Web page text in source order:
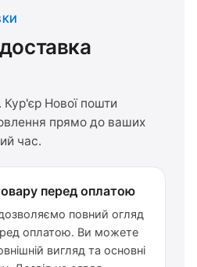
Кур'єр Нової пошти
прямо до ваших
час.
перед оплатою
повний огляд
оплатою. Ви можете
вигляд та основні